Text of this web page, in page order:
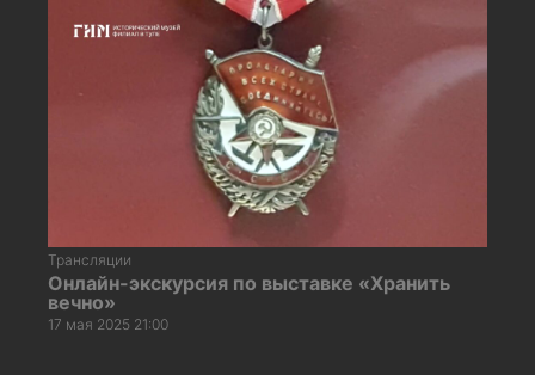
Трансляции
Онлайн-экскурсия по выставке «Хранить
вечно»
17 мая 2025 21:00